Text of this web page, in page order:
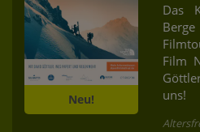
Neu!
Das
Film
uns!